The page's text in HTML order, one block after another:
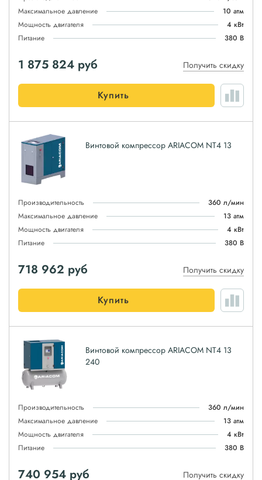
Максимальное давление
10 атм
Мощность двигателя
4 кВт
Питание
380 В
1 875 824 руб Получить скидку
Купить
Винтовой компрессор ARIACOM NT4 13
Производительность
360 л/мин
Максимальное давление
13 атм
Мощность двигателя
4 кВт
Питание
380 В
718 962 руб Получить скидку
Купить
Винтовой компрессор ARIACOM NT4 13
240
Производительность
360 л/мин
Максимальное давление
13 атм
Мощность двигателя
4 кВт
Питание
380 В
740 954 руб Получить скидку